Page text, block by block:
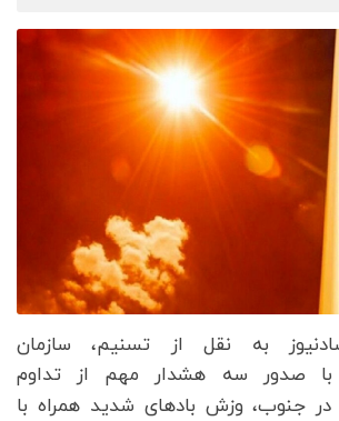
به نقل از تسنیم، سازمان
با صدور سه هشدار مهم از تداوم
جنوب، وزش بادهای شدید همراه با